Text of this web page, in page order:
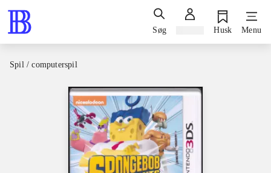
Søg Husk Menu
Spil / computerspil